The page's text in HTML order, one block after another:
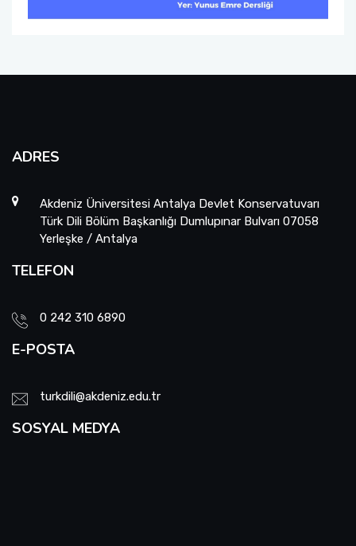
ADRES
Akdeniz Üniversitesi Antalya Devlet Konservatuvarı
Türk Dili Bölüm Başkanlığı Dumlupınar Bulvarı 07058
Yerleşke / Antalya
TELEFON
0 242 310 6890
E-POSTA
turkdili@akdeniz.edu.tr
SOSYAL MEDYA